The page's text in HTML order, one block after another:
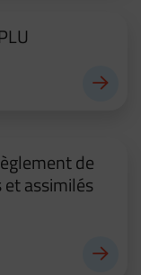
de
assimilés